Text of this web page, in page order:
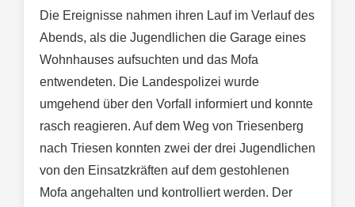
Die Ereignisse nahmen ihren Lauf im Verlauf des
Abends, als die Jugendlichen die Garage eines
Wohnhauses aufsuchten und das Mofa
entwendeten. Die Landespolizei wurde
umgehend über den Vorfall informiert und konnte
rasch reagieren. Auf dem Weg von Triesenberg
nach Triesen konnten zwei der drei Jugendlichen
von den Einsatzkräften auf dem gestohlenen
Mofa angehalten und kontrolliert werden. Der